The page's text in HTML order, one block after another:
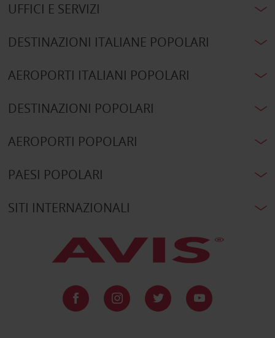
UFFICI E SERVIZI
DESTINAZIONI ITALIANE POPOLARI
AEROPORTI ITALIANI POPOLARI
DESTINAZIONI POPOLARI
AEROPORTI POPOLARI
PAESI POPOLARI
SITI INTERNAZIONALI